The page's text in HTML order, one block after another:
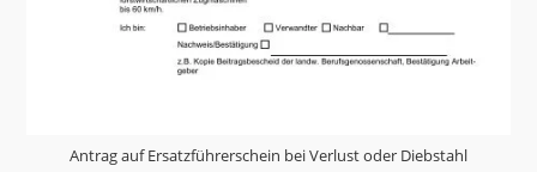
Antrag auf Ersatzführerschein bei Verlust oder Diebstahl